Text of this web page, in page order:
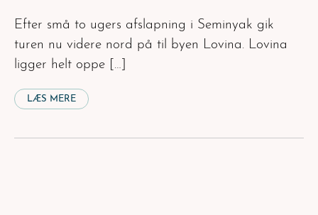
Efter små to ugers afslapning i Seminyak gik
turen nu videre nord på til byen Lovina. Lovina
ligger helt oppe […]
LÆS MERE